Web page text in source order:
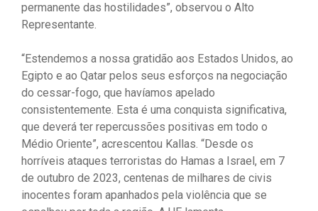
permanente das hostilidades”, observou o Alto
Representante.
“Estendemos a nossa gratidão aos Estados Unidos, ao
Egipto e ao Qatar pelos seus esforços na negociação
do cessar-fogo, que havíamos apelado
consistentemente. Esta é uma conquista significativa,
que deverá ter repercussões positivas em todo o
Médio Oriente”, acrescentou Kallas. “Desde os
horríveis ataques terroristas do Hamas a Israel, em 7
de outubro de 2023, centenas de milhares de civis
inocentes foram apanhados pela violência que se